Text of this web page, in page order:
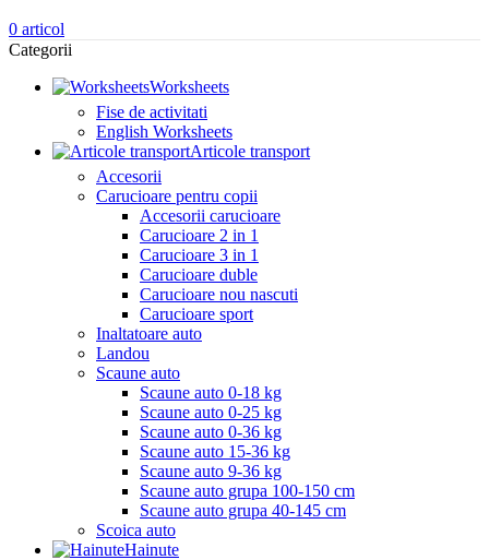
0 articol
Categorii
Worksheets
Fise de activitati
English Worksheets
Articole transport
Accesorii
Carucioare pentru copii
Accesorii carucioare
Carucioare 2 in 1
Carucioare 3 in 1
Carucioare duble
Carucioare nou nascuti
Carucioare sport
Inaltatoare auto
Landou
Scaune auto
Scaune auto 0-18 kg
Scaune auto 0-25 kg
Scaune auto 0-36 kg
Scaune auto 15-36 kg
Scaune auto 9-36 kg
Scaune auto grupa 100-150 cm
Scaune auto grupa 40-145 cm
Scoica auto
Hainute